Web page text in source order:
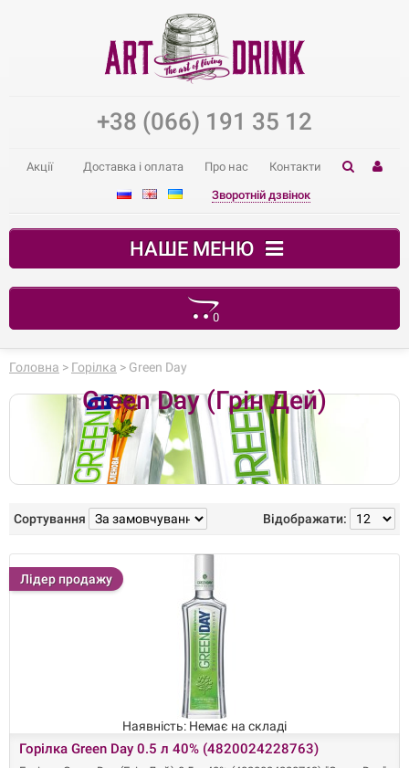
+38 (066) 191 35 12
Акції Доставка і оплата Про нас Контакти
Зворотній дзвінок
НАШЕ МЕНЮ
0
Ваш кошик порожній
Головна > Горілка > Green Day
Green Day (Грін Дей)
Відображати:
Сортування
Лідер продажу
Наявність: Немає на складі
Горілка Green Day 0.5 л 40% (4820024228763)